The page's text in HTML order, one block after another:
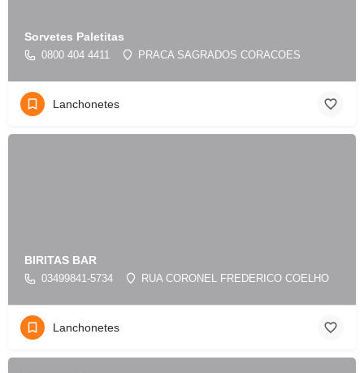
Sorvetes Paletitas
0800 404 4411 PRACA SAGRADOS CORACOES
Lanchonetes
BIRITAS BAR
03499841-5734 RUA CORONEL FREDERICO COELHO
Lanchonetes